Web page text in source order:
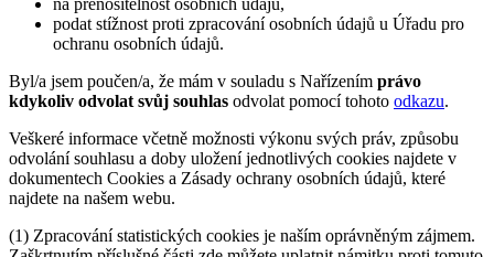
na přenositelnost osobních údajů,
podat stížnost proti zpracování osobních údajů u Úřadu pro
ochranu osobních údajů.
Byl/a jsem poučen/a, že mám v souladu s Nařízením právo
kdykoliv odvolat svůj souhlas odvolat pomocí tohoto odkazu.
Veškeré informace včetně možnosti výkonu svých práv, způsobu
odvolání souhlasu a doby uložení jednotlivých cookies najdete v
dokumentech Cookies a Zásady ochrany osobních údajů, které
najdete na našem webu.
(1) Zpracování statistických cookies je naším oprávněným zájmem.